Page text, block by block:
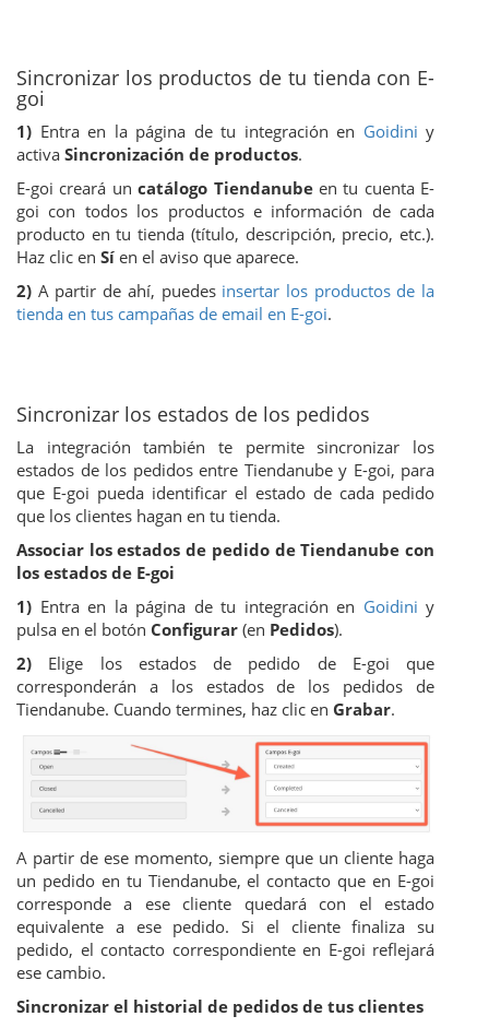
Sincronizar los productos de tu tienda con E-
goi
1) Entra en la página de tu integración en Goidini y
activa Sincronización de productos.
E-goi creará uncatálogo Tiendanubeen tu cuenta E-
goi con todos los productos e información de cada
producto en tu tienda (título, descripción, precio, etc.).
Haz clic en Sí en el aviso que aparece.
2) A partir de ahí, puedes insertar los productos de la
tienda en tus campañas de email en E-goi.
Sincronizar los estados de los pedidos
La integración también te permite sincronizar los
estados de los pedidos entre Tiendanube y E-goi, para
que E-goi pueda identificar el estado de cada pedido
que los clientes hagan en tu tienda.
Associar los estados de pedido de Tiendanube con
los estados de E-goi
1) Entra en la página de tu integración en Goidini y
pulsa en el botón Configurar (en Pedidos).
2) Elige los estados de pedido de E-goi que
corresponderán a los estados de los pedidos de
Tiendanube. Cuando termines, haz clic en Grabar.
A partir de ese momento, siempre que un cliente haga
un pedido en tu Tiendanube, el contacto que en E-goi
corresponde a ese cliente quedará con el estado
equivalente a ese pedido. Si el cliente finaliza su
pedido, el contacto correspondiente en E-goi reflejará
ese cambio.
Sincronizar el historial de pedidos de tus clientes